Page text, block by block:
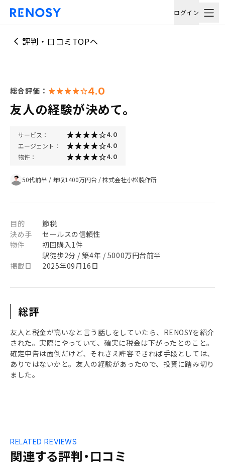
ログイン
評判・口コミTOPへ
総合評価： 4.0
友人の経験が決めて。
サービス： 4.0
エージェント： 4.0
物件： 4.0
50代前半 / 年収1400万円台 /株式会社小松製作所
目的
節税
決め手
セールスの信頼性
物件
初回購入1件
駅徒歩2分 / 築4年 / 5000万円台前半
掲載日
2025年09月16日
総評
友人と税金が高いなと言う話しをしていたら、RENOSYを紹介
された。実際にやっていて、確実に税金は下がったとのこと。
確定申告は面倒だけど、それさえ許容できれば手段としては、
ありではないかと。友人の経験があったので、投資に踏み切り
ました。
関連する評判・口コミ
RELATED REVIEWS